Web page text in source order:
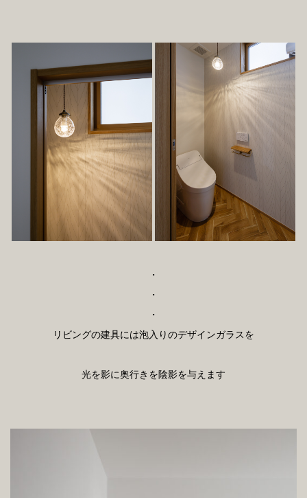
・
・
・
リビングの建具には泡入りのデザインガラスを
光を影に奥行きを陰影を与えます